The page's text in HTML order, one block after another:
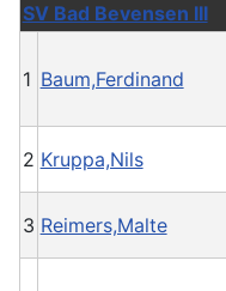
SV Bad Bevensen III
1 Baum,Ferdinand
2 Kruppa,Nils
3 Reimers,Malte